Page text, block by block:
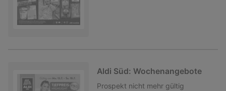
Aldi Süd: Wochenangebote
Prospekt nicht mehr gültig